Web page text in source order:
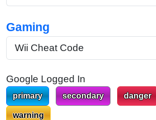
Gaming
Wii Cheat Code
Google Logged In
primary secondary danger
warning